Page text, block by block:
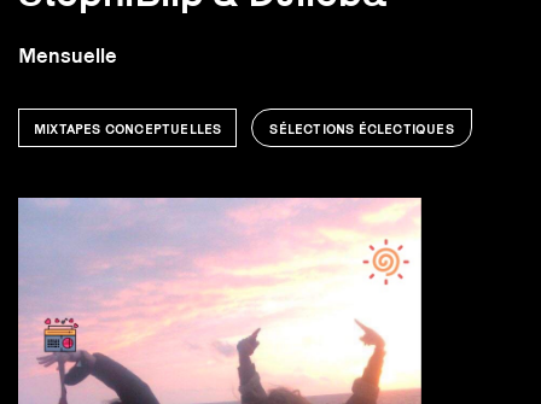
Mensuelle
MIXTAPES CONCEPTUELLES SÉLECTIONS ÉCLECTIQUES